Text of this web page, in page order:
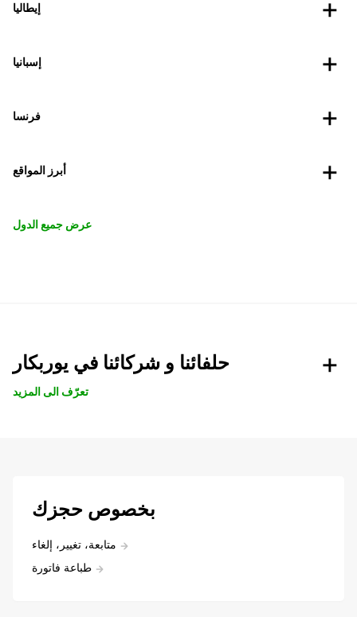
إيطاليا
إسبانيا
فرنسا
أبرز المواقع
عرض جميع الدول
حلفائنا و شركائنا في يوربكار
تعرّف الى المزيد
بخصوص حجزك
متابعة، تغيير، إلغاء
طباعة فاتورة